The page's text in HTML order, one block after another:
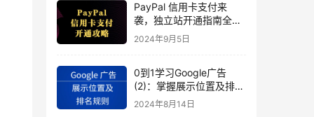
PayPal 信用卡支付来
袭，独立站开通指南全揭
秘
2024年9月5日
0到1学习Google广告
(2)：掌握展示位置及排名
规则
2024年8月14日